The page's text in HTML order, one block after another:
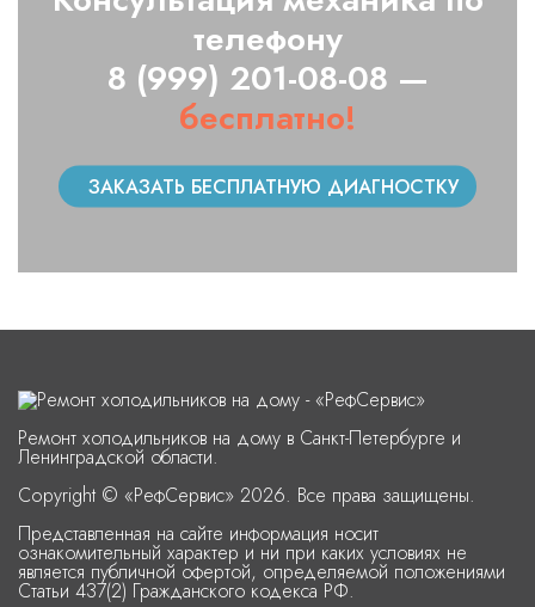
телефону
8 (999) 201-08-08 —
бесплатно!
ЗАКАЗАТЬ БЕСПЛАТНУЮ ДИАГНОСТКУ
Ремонт холодильников на дому в Санкт-Петербурге и
Ленинградской области.
Copyright © «РефСервис» 2026. Все права защищены.
Представленная на сайте информация носит
ознакомительный характер и ни при каких условиях не
является публичной офертой, определяемой положениями
Статьи 437(2) Гражданского кодекса РФ.